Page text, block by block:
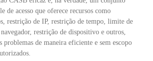
de acesso que oferece recursos como
restrição de IP, restrição de tempo, limite de
restrição de dispositivo e outros,
problemas de maneira eficiente e sem escopo